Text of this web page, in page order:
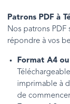
Patrons PDF à
Nos patrons
répondre à vos
Format A4
imprimable à
de